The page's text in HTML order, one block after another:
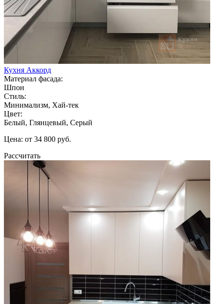
Кухня Аккорд
Материал фасада:
Шпон
Стиль:
Минимализм, Хай-тек
Цвет:
Белый, Глянцевый, Серый
Цена: от 34 800 руб.
Рассчитать